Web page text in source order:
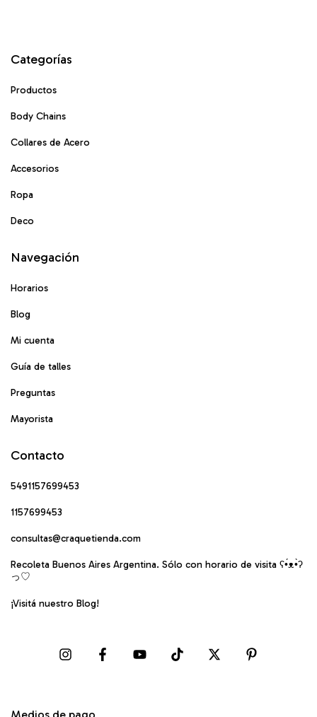
Categorías
Productos
Body Chains
Collares de Acero
Accesorios
Ropa
Deco
Navegación
Horarios
Blog
Mi cuenta
Guía de talles
Preguntas
Mayorista
Contacto
5491157699453
1157699453
consultas@craquetienda.com
Recoleta Buenos Aires Argentina. Sólo con horario de visita ʕ•́ᴥ•̀ʔ
っ♡
¡Visitá nuestro Blog!